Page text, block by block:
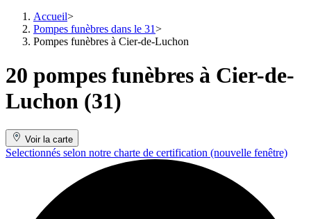
Accueil
Pompes funèbres dans le 31
Pompes funèbres à Cier-de-Luchon
20 pompes funèbres à Cier-de-
Luchon (31)
Voir la carte
Selectionnés selon notre charte de certification (nouvelle fenêtre)